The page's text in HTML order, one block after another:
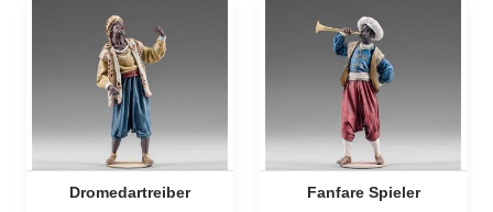
Dromedartreiber Fanfare Spieler